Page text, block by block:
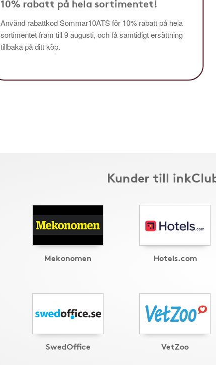
10% rabatt på hela sortimentet!
Använd rabattkod Sommar10ATS för 10% rabatt på hela
sortimentet fram till 9 augusti, och få samtidigt ersättning
tillbaka på ditt köp.
Kunder till
Mekonomen Hotels.com
SwedOffice VetZoo